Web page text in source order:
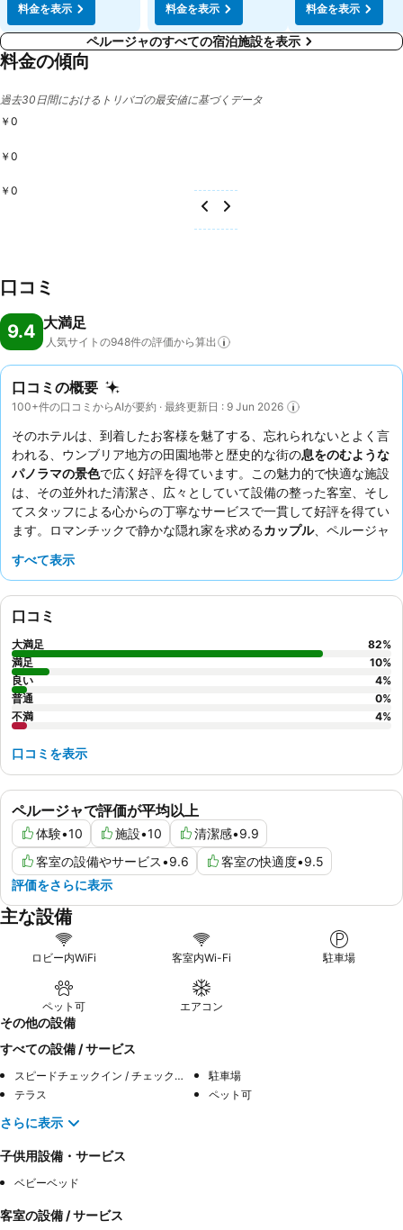
料金を表示
料金を表示
料金を表示
ペルージャのすべての宿泊施設を表示
料金の傾向
過去30日間におけるトリバゴの最安値に基づくデータ
￥0
￥0
￥0
口コミ
9.4 大満足
人気サイトの948件の評価から算出
口コミの概要
100+件の口コミからAIが要約 · 最終更新日 : 9 Jun 2026
そのホテルは、到着したお客様を魅了する、忘れられないとよく言
われる、ウンブリア地方の田園地帯と歴史的な街の息をのむような
パノラマの景色で広く好評を得ています。この魅力的で快適な施設
は、その並外れた清潔さ、広々としていて設備の整った客室、そし
てスタッフによる心からの丁寧なサービスで一貫して好評を得てい
ます。ロマンチックで静かな隠れ家を求めるカップル、ペルージャ
車での旅行者
下り坂の徒歩に備え、特に荷物が重い場合や移動に不安がある場合
はタクシーの利用を検討することをよくお勧めします。
すべて表示
ペルージャで評価が平均以上
体験•10 施設•10 清潔感•9.9
客室の設備やサービス•9.6 客室の快適度•9.5
評価をさらに表示
口コミ
大満足 82%
満足
10%
良い
4%
普通
0%
不満
4%
口コミを表示
主な設備
ロビー内WiFi 客室内Wi-Fi 駐車場
ペット可 エアコン
その他の設備
すべての設備 / サービス
スピードチェックイン / チェックアウト
駐車場
テラス
ペット可
さらに表示
子供用設備・サービス
ベビーベッド
客室の設備 / サービス